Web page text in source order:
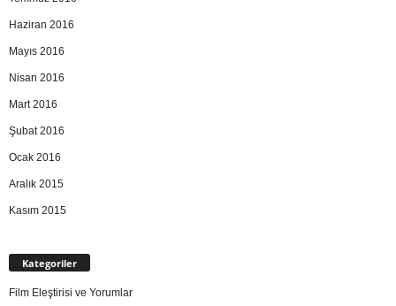
Haziran 2016
Mayıs 2016
Nisan 2016
Mart 2016
Şubat 2016
Ocak 2016
Aralık 2015
Kasım 2015
Kategoriler
Film Eleştirisi ve Yorumlar